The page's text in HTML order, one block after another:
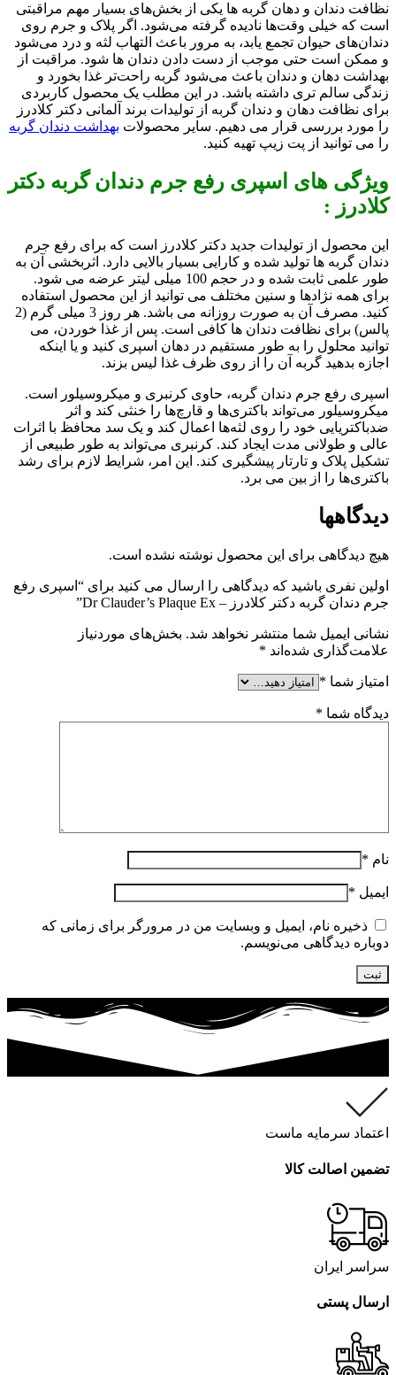
نظافت دندان و دهان گربه ها یکی از بخش‌های بسیار مهم مراقبتی
است که خیلی وقت‌ها نادیده گرفته می‌شود. اگر پلاک و جرم روی
دندان‌های حیوان تجمع یابد، به مرور باعث التهاب لثه و درد می‌شود
و ممکن است حتی موجب از دست دادن دندان ها شود. مراقبت از
بهداشت دهان و دندان باعث می‌شود گربه راحت‌تر غذا بخورد و
زندگی سالم تری داشته باشد. در این مطلب یک محصول کاربردی
برای نظافت دهان و دندان گربه از تولیدات برند آلمانی دکتر کلادرز
را مورد بررسی قرار می دهیم. سایر محصولات بهداشت دندان گربه
را می توانید از پت زیپ تهیه کنید.
ویژگی های اسپری رفع جرم دندان گربه دکتر
کلادرز :
این محصول از تولیدات جدید دکتر کلادرز است که برای رفع جرم
دندان گربه ها تولید شده و کارایی بسیار بالایی دارد. اثربخشی آن به
طور علمی ثابت شده و در حجم 100 میلی لیتر عرضه می شود.
برای همه نژادها و سنین مختلف می توانید از این محصول استفاده
کنید. مصرف آن به صورت روزانه می باشد. هر روز 3 میلی گرم (2
پالس) برای نظافت دندان ها کافی است. پس از غذا خوردن، می
توانید محلول را به طور مستقیم در دهان اسپری کنید و یا اینکه
اجازه بدهید گربه آن را از روی ظرف غذا لیس بزند.
اسپری رفع جرم دندان گربه، حاوی کرنبری و میکروسیلور
است.
میکروسیلور می‌تواند باکتری‌ها و قارچ‌ها را خنثی کند و اثر
ضدباکتریایی خود را روی لثه‌ها اعمال کند و یک سد محافظ با اثرات
عالی و طولانی‌ مدت ایجاد کند. کرنبری می‌تواند به طور طبیعی از
تشکیل پلاک و تارتار پیشگیری کند. این امر، شرایط لازم برای رشد
باکتری‌ها را از بین می برد.
دیدگاهها
هیچ دیدگاهی برای این محصول نوشته نشده است.
اولین نفری باشید که دیدگاهی را ارسال می کنید برای “اسپری رفع
جرم دندان گربه دکتر کلادرز – Dr Clauder’s Plaque Ex”
نشانی ایمیل شما منتشر نخواهد شد. بخش‌های موردنیاز
علامت‌گذاری شده‌اند *
امتیاز شما *
دیدگاه شما *
نام *
ایمیل *
ذخیره نام، ایمیل و وبسایت من در مرورگر برای زمانی که
دوباره دیدگاهی می‌نویسم.
اعتماد سرمایه ماست
تضمین اصالت کالا
سراسر ایران
ارسال پستی